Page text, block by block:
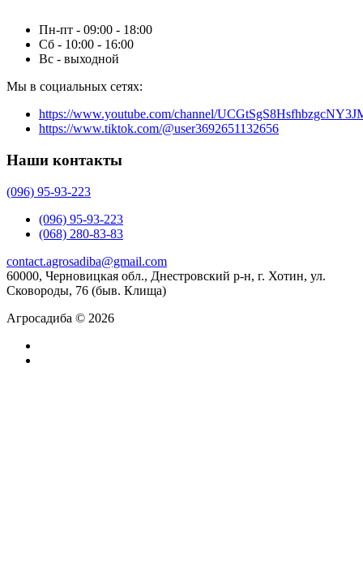
Пн-пт - 09:00 - 18:00
Сб - 10:00 - 16:00
Вс - выходной
Мы в социальных сетях:
https://www.youtube.com/channel/
https://www.tiktok.com/@user3692651132656
Наши контакты
(096) 95-93-223
(096) 95-93-223
(068) 280-83-83
contact.agrosadiba@gmail.com
60000, Черновицкая обл., Днестровский р-н, г. Хотин, ул.
Сковороды, 76 (быв. Клища)
Агросадиба © 2026